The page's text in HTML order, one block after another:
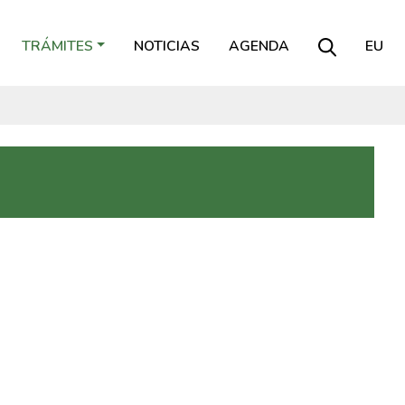
TRÁMITES NOTICIAS AGENDA EU